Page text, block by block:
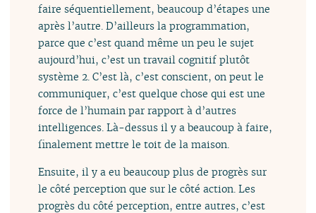
faire séquentiellement, beaucoup d’étapes une
après l’autre. D’ailleurs la programmation,
parce que c’est quand même un peu le sujet
aujourd’hui, c’est un travail cognitif plutôt
système 2. C’est là, c’est conscient, on peut le
communiquer, c’est quelque chose qui est une
force de l’humain par rapport à d’autres
intelligences. Là-dessus il y a beaucoup à faire,
finalement mettre le toit de la maison.
Ensuite, il y a eu beaucoup plus de progrès sur
le côté perception que sur le côté action. Les
progrès du côté perception, entre autres, c’est